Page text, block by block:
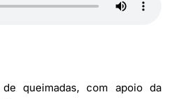
queimadas, com apoio da